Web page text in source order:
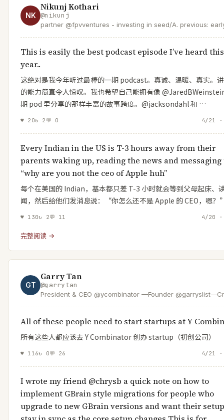
NK
Nikunj Kothari
@nikunj
partner @fpvventures - investing in seed/A. previous:
This is easily the best podcast episode I’ve heard this
year..
这绝对是我今年听过最棒的一期 podcast。真诚、温暖、真实。
的能力简直令人惊叹。我也希望自己能拥有像
期 pod 里分享的那样丰富的故事跨度。@jacksondahl 和 …
♥ 20↻ 2 💬 0 4/21
Every Indian in the US is T-3 hours away from their
parents waking up, reading the news and
“why are you not the ceo of Apple huh”
每个在美国的 Indian，基本都只差 T-3 小时就会等到父母起床、
闻，然后给他们发消息说：“你怎么还不是 Apple 的 CEO，嗯
♥ 130↻ 2💬 11 4/20
完整阅读 →
GT
Garry Tan
@garrytan
President & CEO @ycombinator —Founder
All of these people need to start startups at Y
所有这些人都应该去 Y Combinator 创办 startup（初创公司）
♥ 116↻ 0💬 26 4/21
I wrote my friend @chrysb a quick note on how to
implement GBrain style migrations for people who
upgrade to new GBrain versions and want their